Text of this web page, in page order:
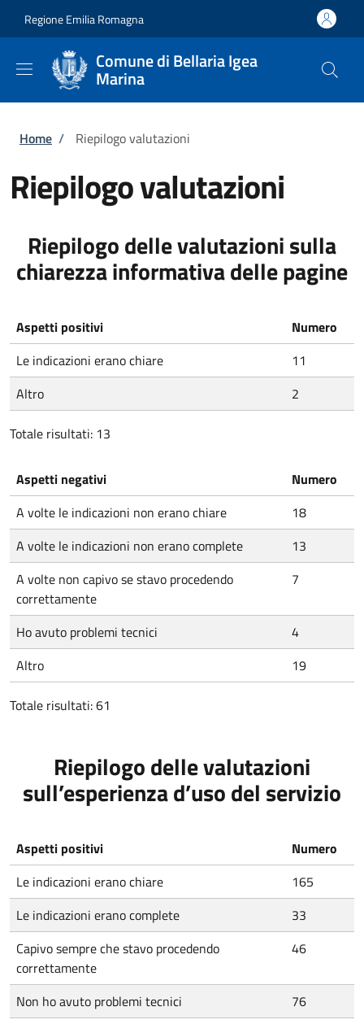
Regione Emilia Romagna
Comune di Bellaria Igea
Marina
Briciole di pane
Home / Riepilogo valutazioni
Riepilogo valutazioni
Riepilogo delle valutazioni sulla
chiarezza informativa delle pagine
Aspetti positivi
Numero
Le indicazioni erano chiare
11
Altro
2
Totale risultati: 13
Aspetti negativi
Numero
A volte le indicazioni non erano chiare
18
A volte le indicazioni non erano complete
13
A volte non capivo se stavo procedendo
correttamente
7
Ho avuto problemi tecnici
4
Altro
19
Totale risultati: 61
Riepilogo delle valutazioni
sull’esperienza d’uso del servizio
Aspetti positivi
Numero
Le indicazioni erano chiare
165
Le indicazioni erano complete
33
Capivo sempre che stavo procedendo
correttamente
46
Non ho avuto problemi tecnici
76